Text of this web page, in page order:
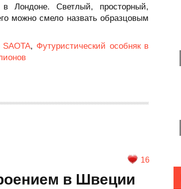
Лондоне. Светлый, просторный,
можно смело назвать образцовым
, Футуристический особняк в
16
в Швеции